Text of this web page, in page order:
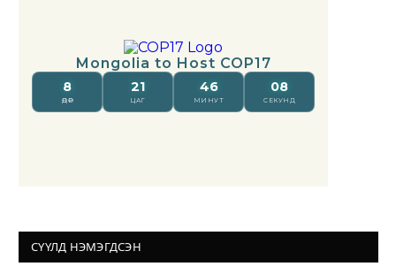
СҮҮЛД НЭМЭГДСЭН